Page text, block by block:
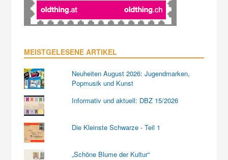
MEISTGELESENE ARTIKEL
Neuheiten August 2026: Jugendmarken,
Popmusik und Kunst
Informativ und aktuell: DBZ 15/2026
Die Kleinste Schwarze - Teil 1
„Schöne Blume der Kultur“